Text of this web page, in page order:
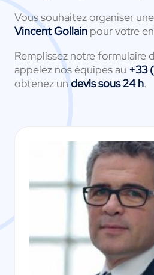
Vous souhaitez organiser
Vincent Gollain pour votre
Remplissez notre formulaire
appelez nos équipes au +33
obtenez un devis sous 24 h.